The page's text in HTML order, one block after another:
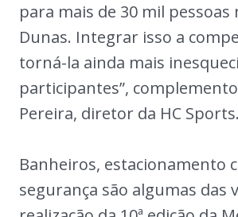
para mais de 30 mil pessoas
Dunas. Integrar isso a
torná-la ainda mais
participantes”,
Pereira, diretor da HC Sports.
Banheiros, estacionamento
segurança são algumas das